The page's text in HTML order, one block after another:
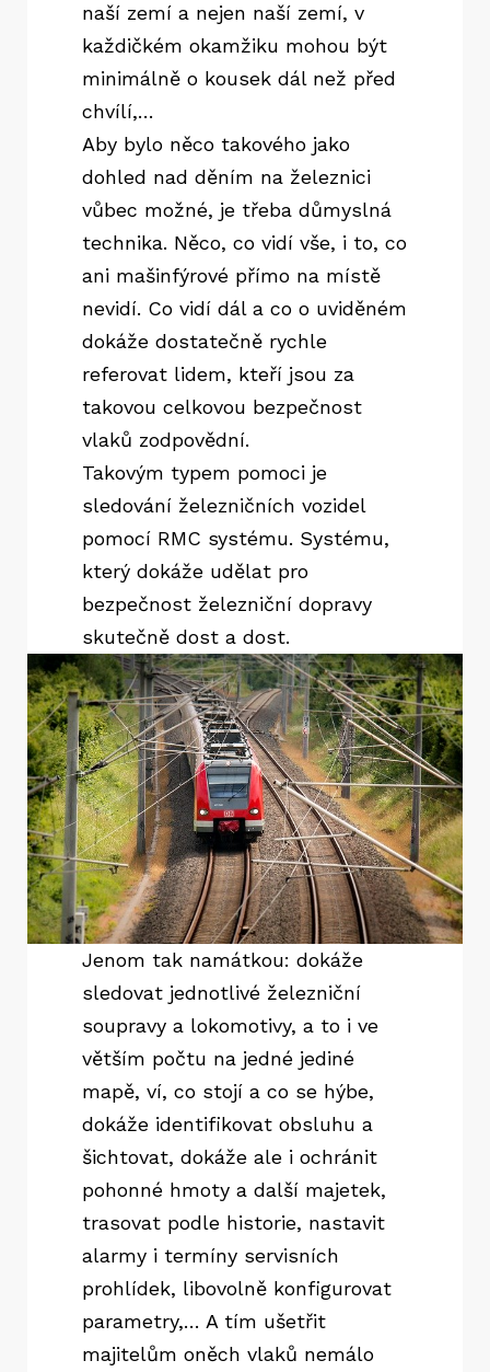
naší zemí a nejen naší zemí, v
každičkém okamžiku mohou být
minimálně o kousek dál než před
chvílí,…
Aby bylo něco takového jako
dohled nad děním na železnici
vůbec možné, je třeba důmyslná
technika. Něco, co vidí vše, i to, co
ani mašinfýrové přímo na místě
nevidí. Co vidí dál a co o uviděném
dokáže dostatečně rychle
referovat lidem, kteří jsou za
takovou celkovou bezpečnost
vlaků zodpovědní.
Takovým typem pomoci je
sledování železničních vozidel
pomocí RMC systému. Systému,
který dokáže udělat pro
bezpečnost železniční dopravy
skutečně dost a dost.
Jenom tak namátkou: dokáže
sledovat jednotlivé železniční
soupravy a lokomotivy, a to i ve
větším počtu na jedné jediné
mapě, ví, co stojí a co se hýbe,
dokáže identifikovat obsluhu a
šichtovat, dokáže ale i ochránit
pohonné hmoty a další majetek,
trasovat podle historie, nastavit
alarmy i termíny servisních
prohlídek, libovolně konfigurovat
parametry,… A tím ušetřit
majitelům oněch vlaků nemálo